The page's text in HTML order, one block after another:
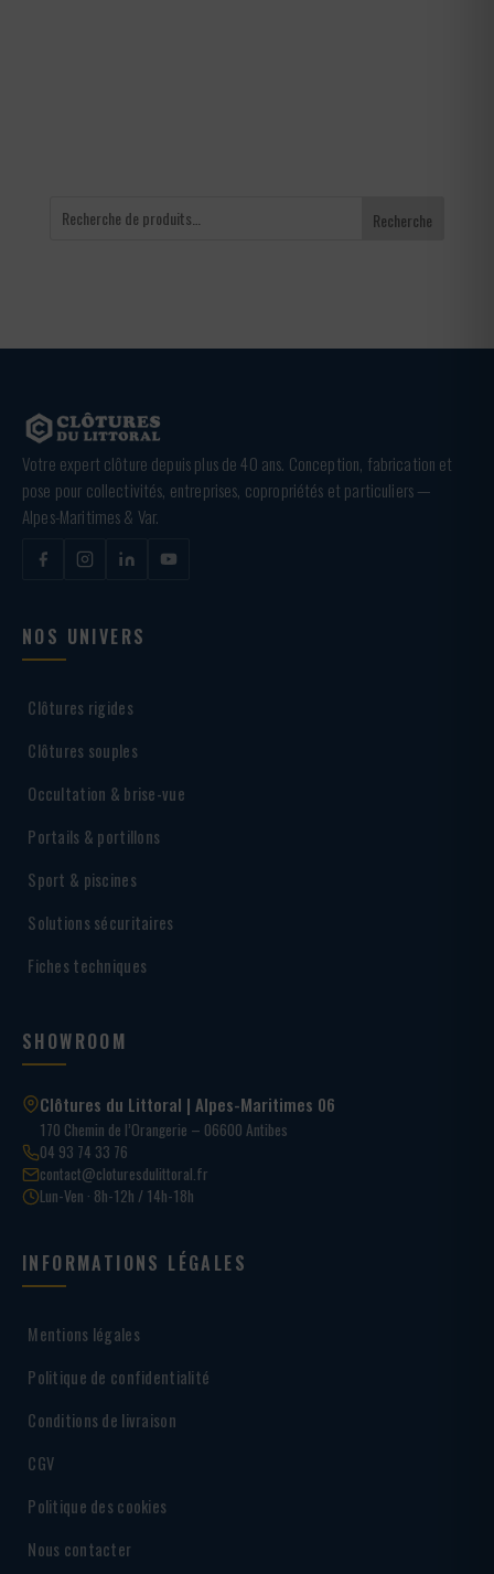
Recherche
Votre expert clôture depuis plus de 40 ans. Conception, fabrication et
pose pour collectivités, entreprises, copropriétés et particuliers —
Alpes-Maritimes & Var.
NOS UNIVERS
Clôtures rigides
Clôtures souples
Occultation & brise-vue
Portails & portillons
Sport & piscines
Solutions sécuritaires
Fiches techniques
SHOWROOM
Clôtures du Littoral | Alpes-Maritimes 06
170 Chemin de l’Orangerie – 06600 Antibes
04 93 74 33 76
contact@cloturesdulittoral.fr
Lun-Ven · 8h-12h / 14h-18h
INFORMATIONS LÉGALES
Mentions légales
Politique de confidentialité
Conditions de livraison
CGV
Politique des cookies
Nous contacter